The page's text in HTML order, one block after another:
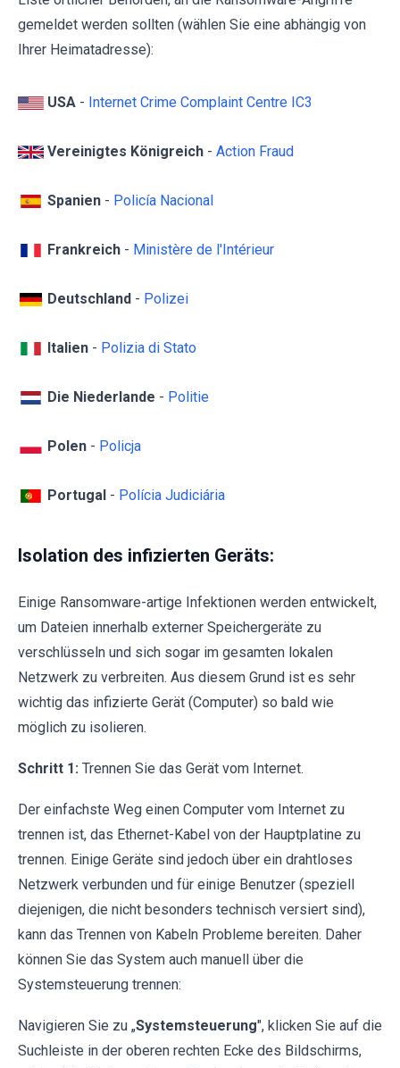
gemeldet werden sollten (wählen Sie eine abhängig von
Ihrer Heimatadresse):
USA - Internet Crime Complaint Centre IC3
Vereinigtes Königreich - Action Fraud
Spanien - Policía Nacional
Frankreich - Ministère de l'Intérieur
Deutschland - Polizei
Italien - Polizia di Stato
Die Niederlande - Politie
Polen - Policja
Portugal - Polícia Judiciária
Isolation des infizierten Geräts:
Einige Ransomware-artige Infektionen werden entwickelt,
um Dateien innerhalb externer Speichergeräte zu
verschlüsseln und sich sogar im gesamten lokalen
Netzwerk zu verbreiten. Aus diesem Grund ist es sehr
wichtig das infizierte Gerät (Computer) so bald wie
möglich zu isolieren.
Schritt 1: Trennen Sie das Gerät vom Internet.
Der einfachste Weg einen Computer vom Internet zu
trennen ist, das Ethernet-Kabel von der Hauptplatine zu
trennen. Einige Geräte sind jedoch über ein drahtloses
Netzwerk verbunden und für einige Benutzer (speziell
diejenigen, die nicht besonders technisch versiert sind),
kann das Trennen von Kabeln Probleme bereiten. Daher
können Sie das System auch manuell über die
Systemsteuerung trennen:
Navigieren Sie zu „Systemsteuerung", klicken Sie auf die
Suchleiste in der oberen rechten Ecke des Bildschirms,